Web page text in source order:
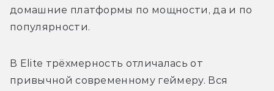
домашние платформы по мощности, да и по
популярности.
В Elite трёхмерность отличалась от
привычной современному геймеру. Вся